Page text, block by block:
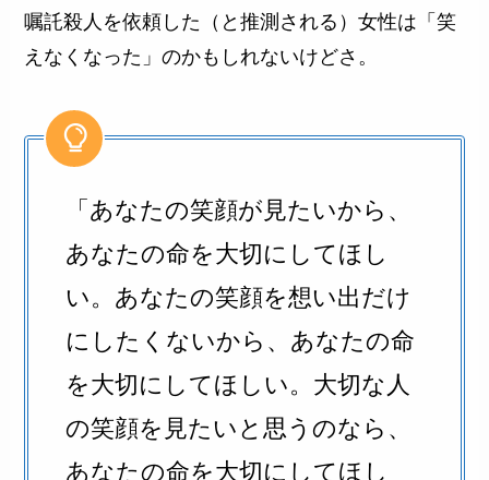
嘱託殺人を依頼した（と推測される）女性は「笑
えなくなった」のかもしれないけどさ。
「あなたの笑顔が見たいから、
あなたの命を大切にしてほし
い。あなたの笑顔を想い出だけ
にしたくないから、あなたの命
を大切にしてほしい。大切な人
の笑顔を見たいと思うのなら、
あなたの命を大切にしてほし